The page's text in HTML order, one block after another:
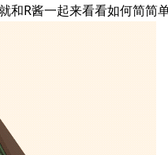
R酱一起来看看如何简简